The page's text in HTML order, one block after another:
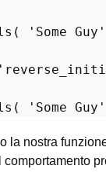
( 'Some Guy'
( 'Some Guy'
la nostra
comportamento